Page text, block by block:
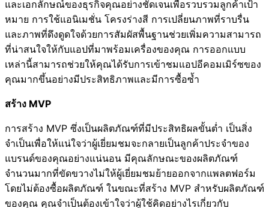
และเอกลักษณ์ของธุรกิจคุณอย่างชัดเจนเพื่อรวบรวมลูกค้าเป้า
หมาย การใช้แอนิเมชั่น โครงร่างสี การเปลี่ยนภาพที่ราบรื่น
และภาพที่ดึงดูดใจด้วยการสัมผัสพื้นฐานช่วยเพิ่มความสามารถ
ที่น่าสนใจให้กับแอปที่มาพร้อมเครื่องของคุณ การออกแบบ
เหล่านี้สามารถช่วยให้คุณได้รับการเข้าชมแอปอีคอมเมิร์ซของ
คุณมากขึ้นอย่างมีประสิทธิภาพและมีการซื้อซ้ำ
สร้าง MVP
การสร้าง MVP ซึ่งเป็นผลิตภัณฑ์ที่มีประสิทธิผลขั้นต่ำ เป็นสิ่ง
จำเป็นเพื่อให้แน่ใจว่าผู้เยี่ยมชมจะกลายเป็นลูกค้าประจำของ
แบรนด์ของคุณอย่างแน่นอน มีคุณลักษณะของผลิตภัณฑ์
จำนวนมากที่ขัดขวางไม่ให้ผู้เยี่ยมชมย้ายออกจากแพลตฟอร์ม
โดยไม่ต้องซื้อผลิตภัณฑ์ ในขณะที่สร้าง MVP สำหรับผลิตภัณฑ์
ของคุณ คุณจำเป็นต้องเข้าใจว่าผู้ใช้คิดอย่างไรเกี่ยวกับ